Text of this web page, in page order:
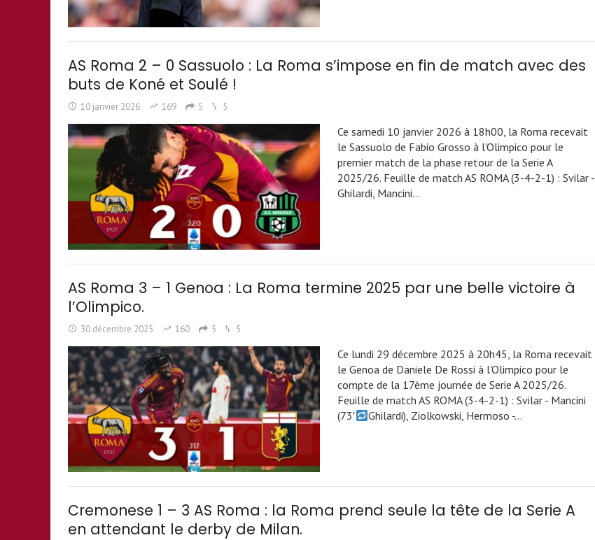
AS Roma 2 – 0 Sassuolo : La Roma s’impose en fin de match avec des
buts de Koné et Soulé !
10 janvier 2026 169 5 5
Ce samedi 10 janvier 2026 à 18h00, la Roma recevait
le Sassuolo de Fabio Grosso à l'Olimpico pour le
premier match de la phase retour de la Serie A
2025/26. Feuille de match AS ROMA (3-4-2-1) : Svilar -
Ghilardi, Mancini…
AS Roma 3 – 1 Genoa : La Roma termine 2025 par une belle victoire à
l’Olimpico.
30 décembre 2025 160 5 5
Ce lundi 29 décembre 2025 à 20h45, la Roma recevait
le Genoa de Daniele De Rossi à l'Olimpico pour le
compte de la 17ème journée de Serie A 2025/26.
Feuille de match AS ROMA (3-4-2-1) : Svilar - Mancini
(73′
Ghilardi), Ziolkowski, Hermoso -…
Cremonese 1 – 3 AS Roma : la Roma prend seule la tête de la Serie A
en attendant le derby de Milan.